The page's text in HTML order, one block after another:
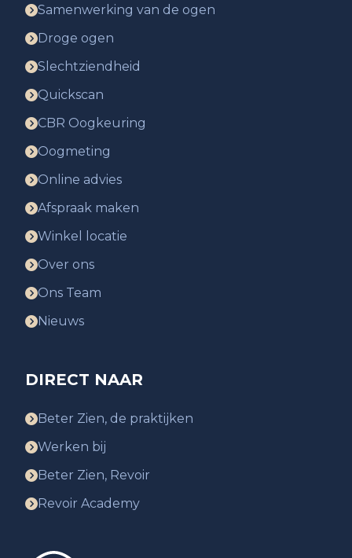
Samenwerking van de ogen
Droge ogen
Slechtziendheid
Quickscan
CBR Oogkeuring
Oogmeting
Online advies
Afspraak maken
Winkel locatie
Over ons
Ons Team
Nieuws
DIRECT NAAR
Beter Zien, de praktijken
Werken bij
Beter Zien, Revoir
Revoir Academy